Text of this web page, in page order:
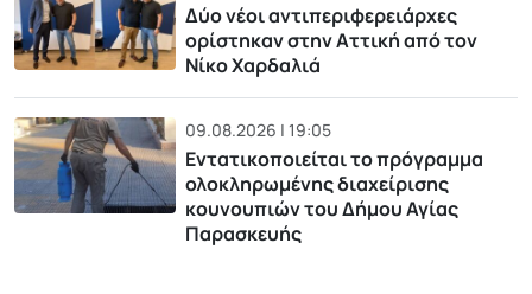
Δύο νέοι αντιπεριφερειάρχες
ορίστηκαν στην Αττική από τον
Νίκο Χαρδαλιά
09.08.2026 | 19:05
Εντατικοποιείται το πρόγραμμα
ολοκληρωμένης διαχείρισης
κουνουπιών του Δήμου Αγίας
Παρασκευής